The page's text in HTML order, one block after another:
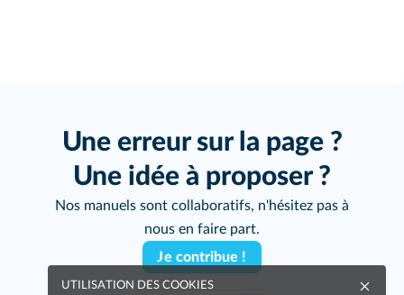
Une erreur sur la page ?
Une idée à proposer ?
Nos manuels sont collaboratifs, n'hésitez pas à
nous en faire part.
Je contribue !
UTILISATION DES COOKIES